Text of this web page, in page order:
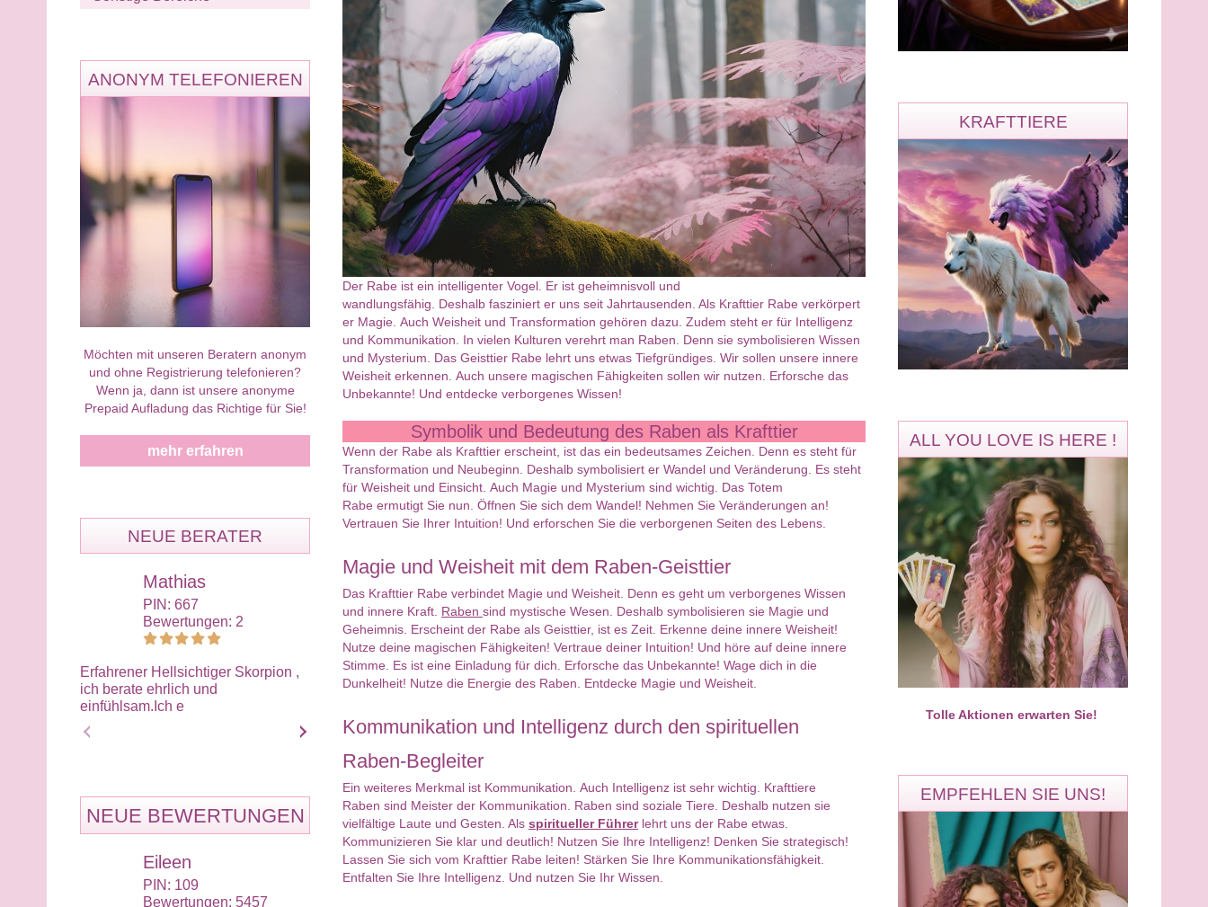
ANONYM TELEFONIEREN
Möchten mit unseren Beratern anonym
und ohne Registrierung telefonieren?
Wenn ja, dann ist unsere anonyme
Prepaid Aufladung das Richtige für Sie!
mehr erfahren
NEUE BERATER
Mathias
PIN: 667
Bewertungen: 2
Erfahrener Hellsichtiger Skorpion ,
ich berate ehrlich und
einfühlsam.Ich e
Aliyah
PIN: 482
Bewertungen: 0
Wir müssen im Leben alles so
nehmen wie es kommt, aber wir
PIN: 666
Bewertungen: 180
Was fühlt er wirklich? Hat unsere
Liebe eine Chance? Ich blicke für
Aura Solaris
Bewertungen: 197
​Spiritueller Meisterberater für
Transformation & Seelenheilung​
Noela
PIN: 547
Bewertungen: 0
Von Herzen für dich da. Ich freue
mich auf dein Anruf
NEUE BEWERTUNGEN
Eileen
PIN: 109
Bewertungen: 5457
Eileen
PIN: 109
Aura Solaris
PIN: 677
Bewertungen: 3884
Miran
PIN: 100
Bewertungen: 5953
Der Rabe ist ein intelligenter Vogel. Er ist geheimnisvoll und
wandlungsfähig. Deshalb fasziniert er uns seit Jahrtausenden. Als Krafttier Rabe verkörpert
er Magie. Auch Weisheit und Transformation gehören dazu. Zudem steht er für Intelligenz
und Kommunikation. In vielen Kulturen verehrt man Raben. Denn sie symbolisieren Wissen
und Mysterium. Das Geisttier Rabe lehrt uns etwas Tiefgründiges. Wir sollen unsere innere
Weisheit erkennen. Auch unsere magischen Fähigkeiten sollen wir nutzen. Erforsche das
Unbekannte! Und entdecke verborgenes Wissen!
Symbolik und Bedeutung des Raben als Krafttier
Wenn der Rabe als Krafttier erscheint, ist das ein bedeutsames Zeichen. Denn es steht für
Transformation und Neubeginn. Deshalb symbolisiert er Wandel und Veränderung. Es steht
für Weisheit und Einsicht. Auch Magie und Mysterium sind wichtig. Das Totem
Rabe ermutigt Sie nun. Öffnen Sie sich dem Wandel! Nehmen Sie Veränderungen an!
Vertrauen Sie Ihrer Intuition! Und erforschen Sie die verborgenen Seiten des Lebens.
Magie und Weisheit mit dem Raben-Geisttier
Das Krafttier Rabe verbindet Magie und Weisheit. Denn es geht um verborgenes Wissen
und innere Kraft. Raben sind mystische Wesen. Deshalb symbolisieren sie Magie und
Geheimnis. Erscheint der Rabe als Geisttier, ist es Zeit. Erkenne deine innere Weisheit!
Nutze deine magischen Fähigkeiten! Vertraue deiner Intuition! Und höre auf deine innere
Stimme. Es ist eine Einladung für dich. Erforsche das Unbekannte! Wage dich in die
Dunkelheit! Nutze die Energie des Raben. Entdecke Magie und Weisheit.
Kommunikation und Intelligenz durch den spirituellen
Raben-Begleiter
Ein weiteres Merkmal ist Kommunikation. Auch Intelligenz ist sehr wichtig. Krafttiere
Raben sind Meister der Kommunikation. Raben sind soziale Tiere. Deshalb nutzen sie
vielfältige Laute und Gesten. Als spiritueller Führerlehrt uns der Rabe etwas.
Kommunizieren Sie klar und deutlich! Nutzen Sie Ihre Intelligenz! Denken Sie strategisch!
Lassen Sie sich vom Krafttier Rabe leiten! Stärken Sie Ihre Kommunikationsfähigkeit.
Entfalten Sie Ihre Intelligenz. Und nutzen Sie Ihr Wissen.
KRAFTTIERE
ALL YOU LOVE IS HERE !
Tolle Aktionen erwarten Sie!
EMPFEHLEN SIE UNS!